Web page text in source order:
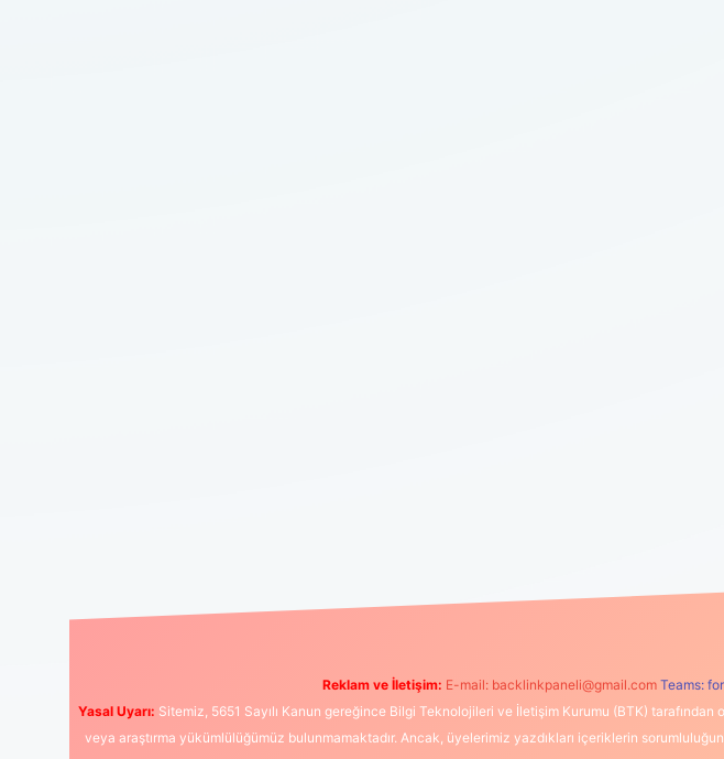
Reklam ve İletişim: E-mail: backlinkpaneli@gmail.com Teams:
Yasal Uyarı: Sitemiz, 5651 Sayılı Kanun gereğince Bilgi Teknolojileri ve İletişim Kurumu (BTK)
veya araştırma yükümlülüğümüz bulunmamaktadır. Ancak, üyelerimiz yazdıkları içeriklerin